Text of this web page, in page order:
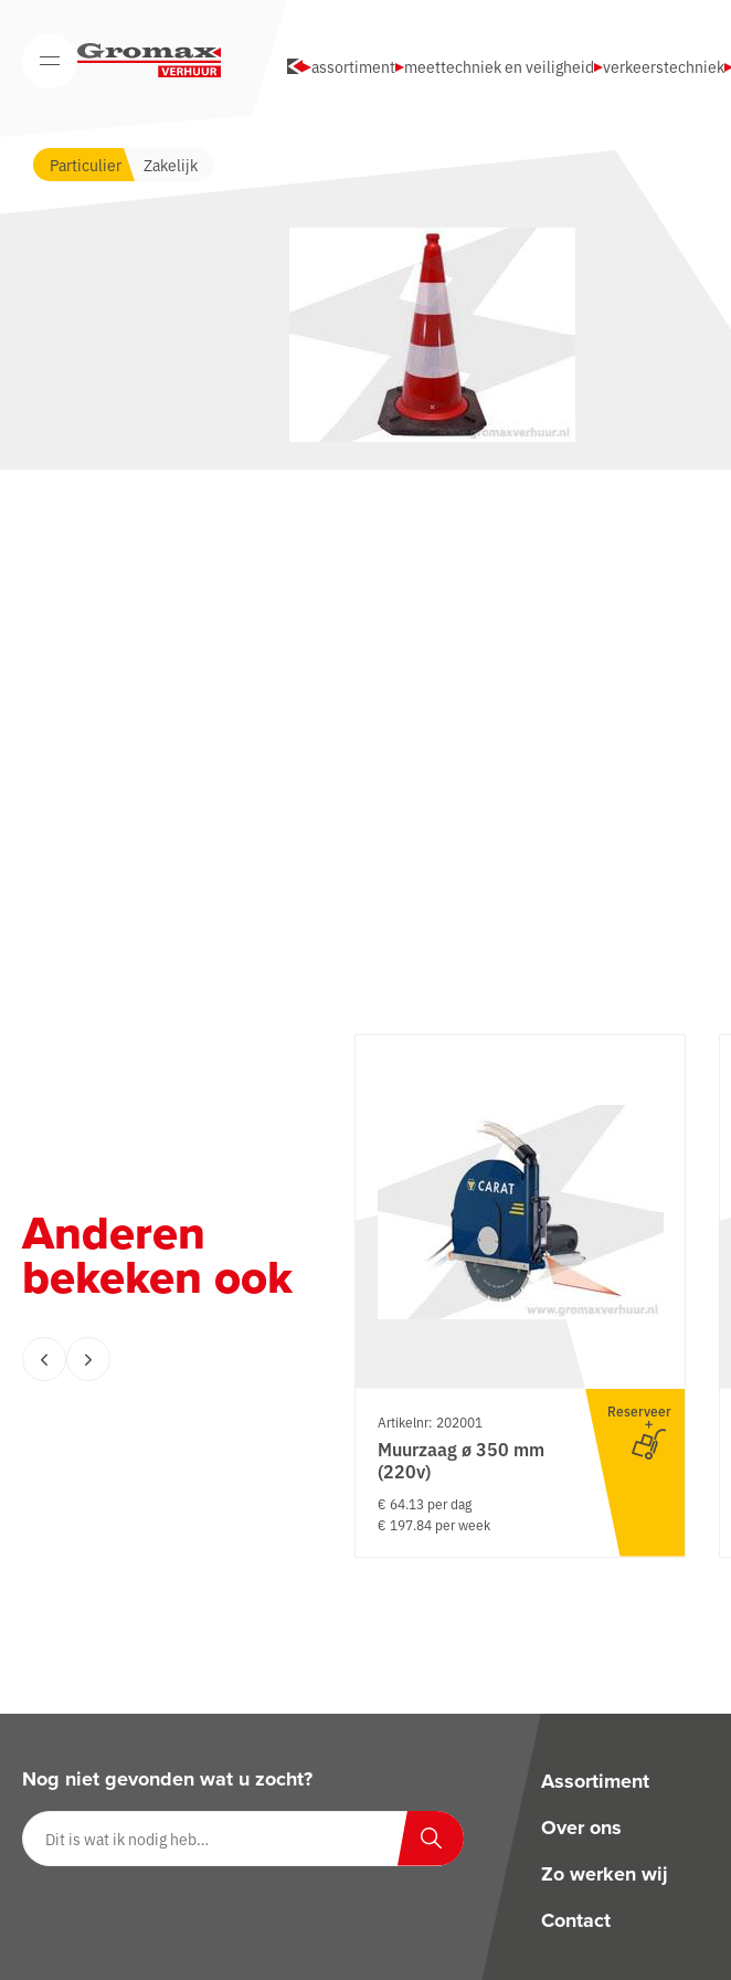
Open/Sluit mobiel menu
Particulier Zakelijk
assortiment meettechniek en veiligheid verkeerstechniek
Anderen
bekeken ook
Artikelnr: 202001
Muurzaag ø 350 mm
(220v)
€ 64.13 per dag
€ 197.84 per week
Reserveer
Nog niet gevonden wat u zocht?
Zoeken op website
Zoeken
Assortiment
Over ons
Zo werken wij
Contact